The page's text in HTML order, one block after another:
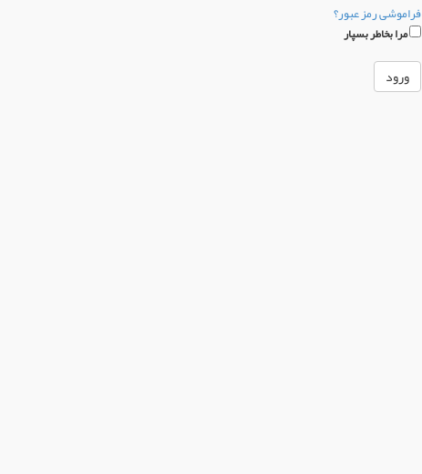
فراموشی رمز عبور؟
مرا بخاطر بسپار